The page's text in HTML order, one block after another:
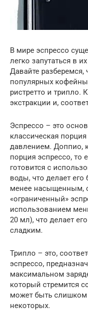
В мире эспрессо
легко запутаться в
Давайте разберемся,
популярных
ристретто и трипло.
экстракции и,
Эспрессо – это
классическая
давлением. Доппио,
порция эспрессо, то
готовится с
воды, что делает
менее насыщенным, с
«ограниченный»
использованием
20 мл), что делает
сладким.
Трипло – это,
эспрессо,
максимальном
который стремится
может быть слишком
некоторых.